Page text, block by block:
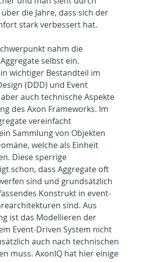
die Jahre, dass sich der
stark verbessert hat.
nahm die
selbst ein.
wichtiger Bestandteil im
(DDD) und Event
auch technische Aspekte
des Axon Frameworks. Im
vereinfacht
Sammlung von Objekten
welche als Einheit
Diese sperrige
schon, dass Aggregate oft
sind und grundsätzlich
Konstrukt in event-
sind. Aus
ist das Modellieren der
Event-Driven System nicht
auch nach technischen
muss. AxonIQ hat hier einige